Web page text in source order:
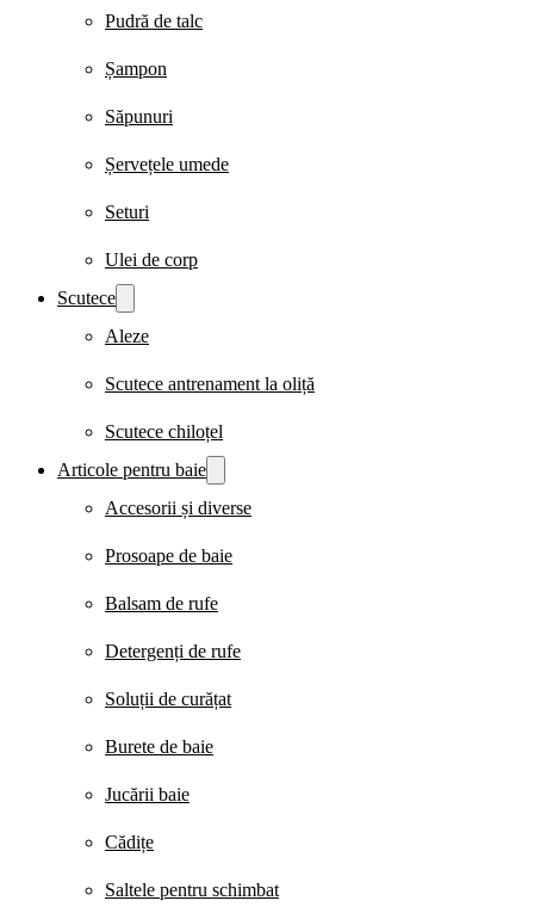
Pudră de talc
Șampon
Săpunuri
Șervețele umede
Seturi
Ulei de corp
Scutece
Aleze
Scutece antrenament la oliță
Scutece chiloțel
Articole pentru baie
Accesorii și diverse
Prosoape de baie
Balsam de rufe
Detergenți de rufe
Soluții de curățat
Burete de baie
Jucării baie
Cădițe
Saltele pentru schimbat